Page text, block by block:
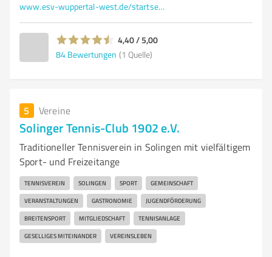
www.esv-wuppertal-west.de/startseite
4,40 / 5,00
84 Bewertungen (1 Quelle)
5 Vereine
Solinger Tennis-Club 1902 e.V.
Traditioneller Tennisverein in Solingen mit vielfältigem
Sport- und Freizeitange
TENNISVEREIN SOLINGEN SPORT GEMEINSCHAFT
VERANSTALTUNGEN GASTRONOMIE JUGENDFÖRDERUNG
BREITENSPORT MITGLIEDSCHAFT TENNISANLAGE
GESELLIGES MITEINANDER VEREINSLEBEN